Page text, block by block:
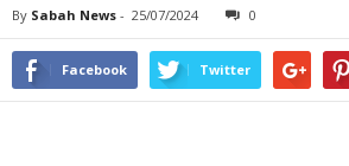
By Sabah News - 25/07/2024 0
Facebook Twitter